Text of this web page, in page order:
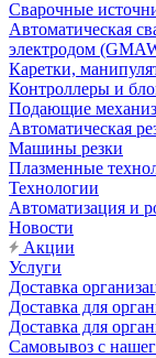
Сварочные
Автоматическая
электродом
Каретки,
Контроллеры и
Подающие
Автоматическая
Машины резки
Плазменные
Технологии
Автоматизация и
Новости
Акции
Услуги
Доставка
Доставка для
Доставка для
Самовывоз с